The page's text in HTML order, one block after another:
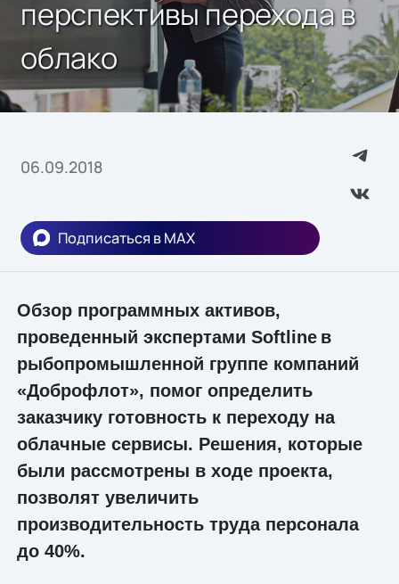
перспективы перехода в
облако
06.09.2018
Подписаться в MAX
Обзор программных активов,
проведенный экспертами Softline в
рыбопромышленной группе компаний
«Доброфлот», помог определить
заказчику готовность к переходу на
облачные сервисы. Решения, которые
были рассмотрены в ходе проекта,
позволят увеличить
производительность труда персонала
до 40%.